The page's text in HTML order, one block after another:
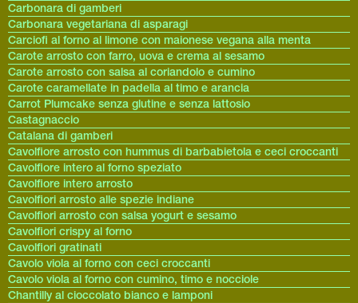
Carbonara di gamberi
Carbonara vegetariana di asparagi
Carciofi al forno al limone con maionese vegana alla menta
Carote arrosto con farro, uova e crema al sesamo
Carote arrosto con salsa al coriandolo e cumino
Carote caramellate in padella al timo e arancia
Carrot Plumcake senza glutine e senza lattosio
Castagnaccio
Catalana di gamberi
Cavolfiore arrosto con hummus di barbabietola e ceci croccanti
Cavolfiore intero al forno speziato
Cavolfiore intero arrosto
Cavolfiori arrosto alle spezie indiane
Cavolfiori arrosto con salsa yogurt e sesamo
Cavolfiori crispy al forno
Cavolfiori gratinati
Cavolo viola al forno con ceci croccanti
Cavolo viola al forno con cumino, timo e nocciole
Chantilly al cioccolato bianco e lamponi